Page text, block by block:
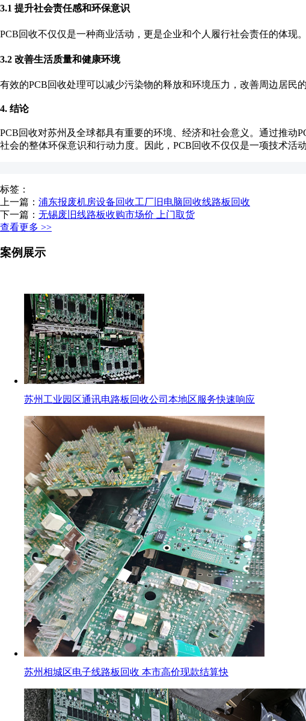
3.1 提升社会责任感和环保意识
PCB回收不仅仅是一种商业活动，更是企业和个人履行社会责任的体现
3.2 改善生活质量和健康环境
有效的PCB回收处理可以减少污染物的释放和环境压力，改善周边居民
4. 结论
PCB回收对苏州及全球都具有重要的环境、经济和社会意义。通过推
社会的整体环保意识和行动力度。因此，PCB回收不仅仅是一项技术活
标签：
上一篇： 浦东报废机房设备回收工厂旧电脑回收线路板回收
下一篇： 无锡废旧线路板收购市场价 上门取货
查看更多 >>
案例展示
苏州工业园区通讯电路板回收公司本地区服务快速响应
苏州相城区电子线路板回收 本市高价现款结算快